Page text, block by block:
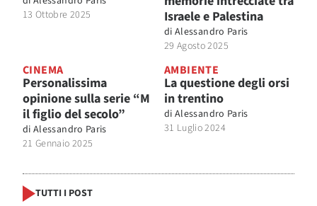
13 Ottobre 2025
Israele e Palestina
di Alessandro Paris
29 Agosto 2025
CINEMA
Personalissima
opinione sulla serie “M
il figlio del secolo”
di Alessandro Paris
21 Gennaio 2025
AMBIENTE
La questione degli orsi
in trentino
di Alessandro Paris
31 Luglio 2024
TUTTI I POST